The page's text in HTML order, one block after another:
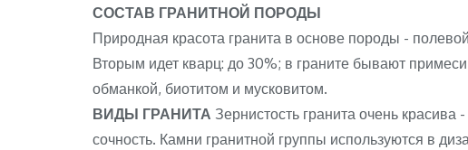
СОСТАВ ГРАНИТНОЙ ПОРОДЫ
Природная красота гранита в основе породы -
Вторым идет кварц: до 30%; в граните бывают
обманкой, биотитом и мусковитом.
ВИДЫ ГРАНИТА Зернистость гранита очень красива
сочность. Камни гранитной группы используются в